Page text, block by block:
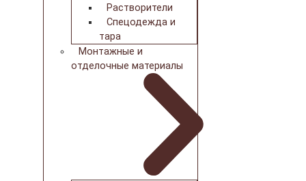
Растворители
Спецодежда и
тара
Монтажные и
отделочные материалы